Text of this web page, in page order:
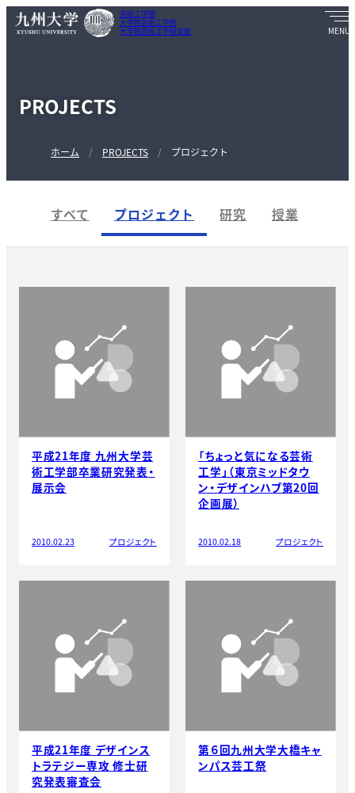
芸術工学部
大学院芸術工学府
大学院芸術工学研究院
PROJECTS
ホーム PROJECTS プロジェクト
すべて プロジェクト 研究 授業
平成21年度 九州大学芸
術工学部卒業研究発表・
展示会
2010.02.23 プロジェクト
「ちょっと気になる芸術
工学」（東京ミッドタウ
ン・デザインハブ第20回
企画展）
2010.02.18 プロジェクト
平成21年度 デザインス
トラテジー専攻 修士研
究発表審査会
第６回九州大学大橋キャ
ンパス芸工祭